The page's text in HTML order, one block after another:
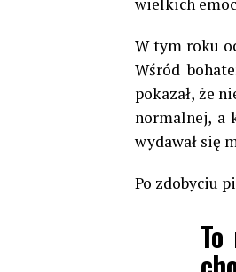
W tym roku
Wśród
pokazał, że
normalnej, a
wydawał się
Po zdobyciu